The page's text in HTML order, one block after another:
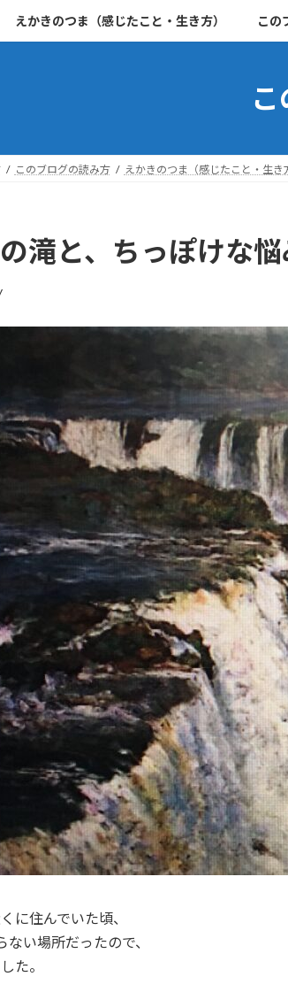
えかきのつま（感じたこと・生き方） この
このブログの読み方 えかきのつま（感じたこと・生き
滝と、ちっぽけな悩
に住んでいた頃、
い場所だったので、
た。